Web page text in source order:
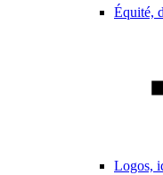
Équité,
Logos,